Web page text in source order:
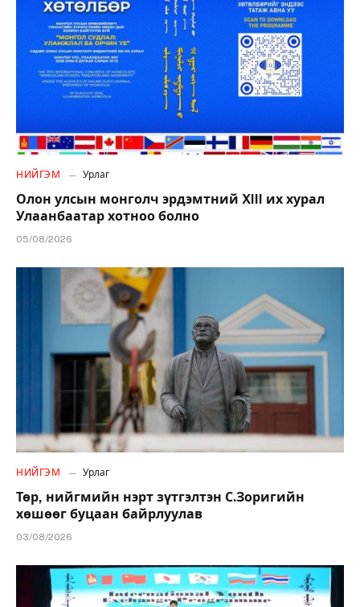
НИЙГЭМ Урлаг
Олон улсын монголч эрдэмтний XIII их хурал
Улаанбаатар хотноо болно
05/08/2026
НИЙГЭМ Урлаг
Төр, нийгмийн нэрт зүтгэлтэн С.Зоригийн
хөшөөг буцаан байрлуулав
03/08/2026